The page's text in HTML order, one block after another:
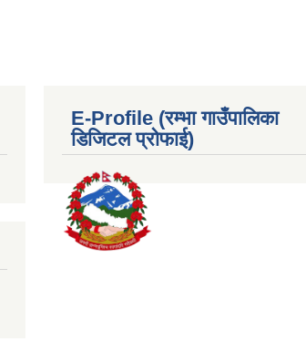
E-Profile (रम्भा गाउँपालिका
डिजिटल प्रोफाई)